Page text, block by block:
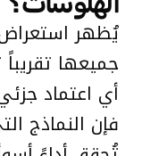
يُظهر استعراض
جميعها
أي اعتماد
فإن النماذج